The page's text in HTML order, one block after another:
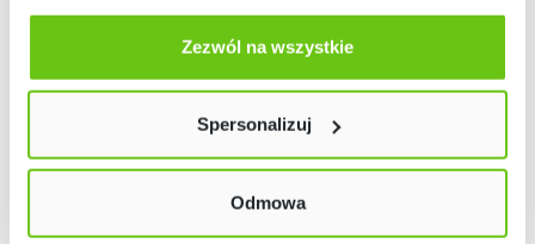
Odmów zgody poprzez przycisk „Odmowa”. Wtedy
użyjemy tylko plików niezbędnych dla naszej strony.
Twój wybór możesz zmienić przez kliknięcie przycisku w
Polityce prywatności
Zezwól na wszystkie
Spersonalizuj
Odmowa
1 499,90 zł 3 699,90 zł